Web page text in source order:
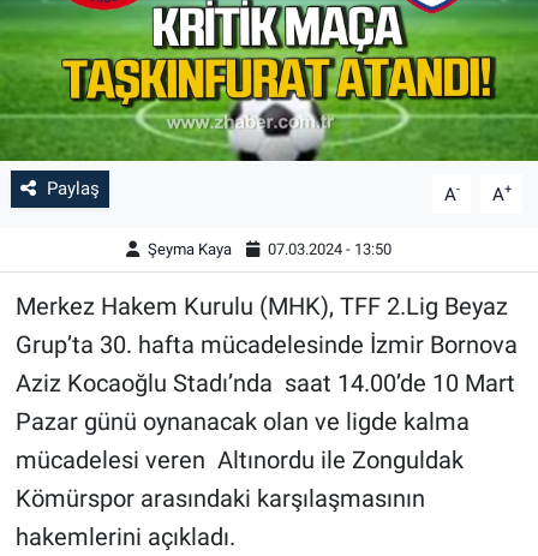
Paylaş A- A+
Şeyma Kaya 07.03.2024 - 13:50
Merkez Hakem Kurulu (MHK), TFF 2.Lig Beyaz
Grup’ta 30. hafta mücadelesinde İzmir Bornova
Aziz Kocaoğlu Stadı’nda saat 14.00’de 10 Mart
Pazar günü oynanacak olan ve ligde kalma
mücadelesi veren Altınordu ile Zonguldak
Kömürspor arasındaki karşılaşmasının
hakemlerini açıkladı.